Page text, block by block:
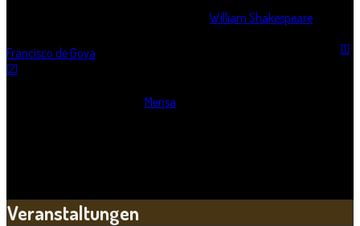
William Shakespeare
Francisco de Goya
[1]
[2]
Mensa
Veranstaltungen